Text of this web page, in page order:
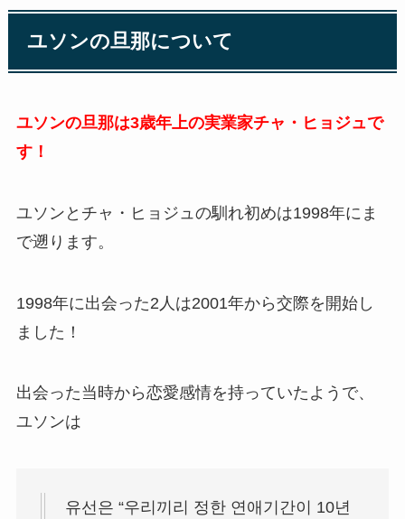
ユソンの旦那について
ユソンの旦那は3歳年上の実業家チャ・ヒョジュで
す！
ユソンとチャ・ヒョジュの馴れ初めは1998年にま
で遡ります。
1998年に出会った2人は2001年から交際を開始し
ました！
出会った当時から恋愛感情を持っていたようで、
ユソンは
유선은 “우리끼리 정한 연애기간이 10년